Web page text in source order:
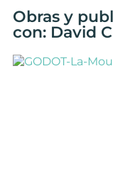
Obras y
con: David